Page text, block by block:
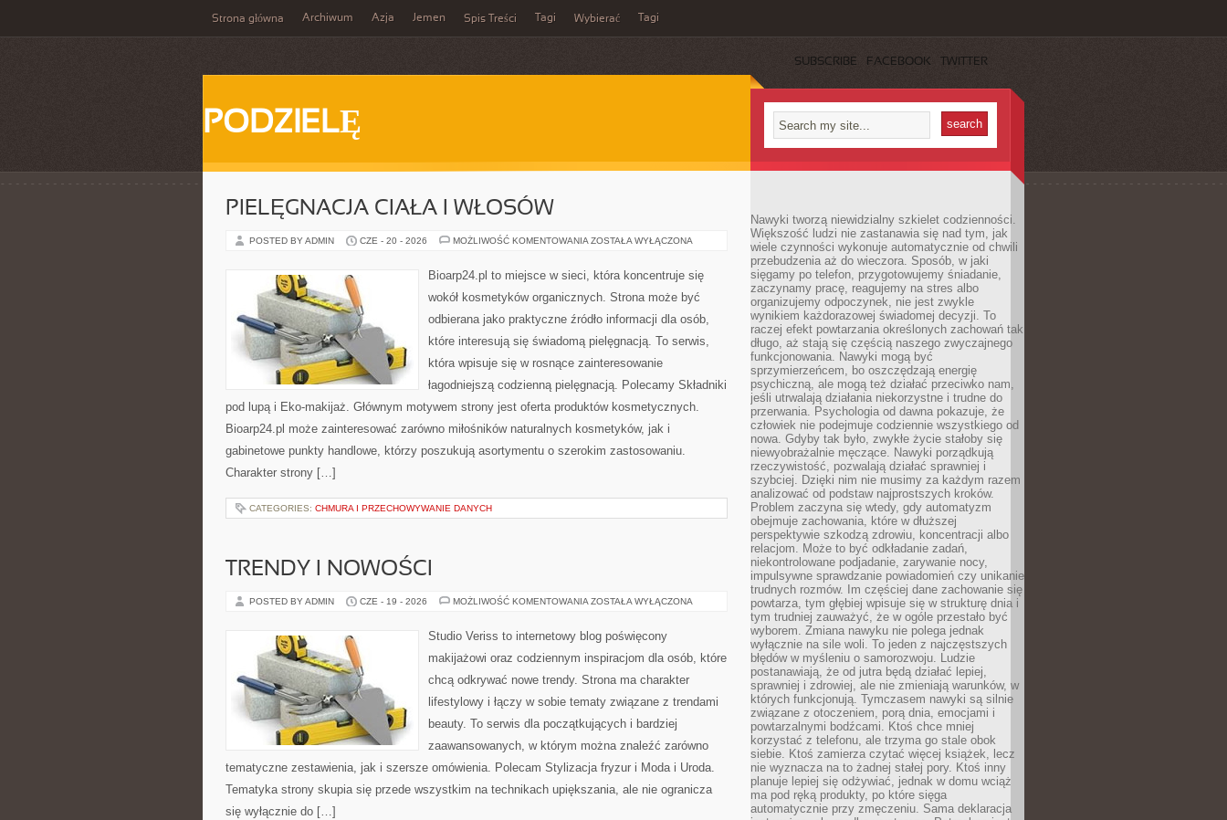
Strona główna Archiwum Azja Jemen Spis Treści Tagi Wybierać Tagi
SUBSCRIBE FACEBOOK TWITTER
PODZIELĘ
PIELĘGNACJA CIAŁA I WŁOSÓW
POSTED BY ADMIN CZE - 20 - 2026 MOŻLIWOŚĆ KOMENTOWANIA PIELĘGNACJA
WŁOSÓW
ZOSTAŁA WYŁĄCZONA
Bioarp24.pl to miejsce w sieci, która koncentruje się
wokół kosmetyków organicznych. Strona może być
odbierana jako praktyczne źródło informacji dla osób,
które interesują się świadomą pielęgnacją. To serwis,
która wpisuje się w rosnące zainteresowanie
łagodniejszą codzienną pielęgnacją. Polecamy Składniki
pod lupą i Eko-makijaż. Głównym motywem strony jest oferta produktów kosmetycznych.
Bioarp24.pl może zainteresować zarówno miłośników naturalnych kosmetyków, jak i
gabinetowe punkty handlowe, którzy poszukują asortymentu o szerokim zastosowaniu.
Charakter strony […]
CATEGORIES: CHMURA I PRZECHOWYWANIE DANYCH
TRENDY I NOWOŚCI
POSTED BY ADMIN CZE - 19 - 2026 MOŻLIWOŚĆ KOMENTOWANIA TRENDY
ZOSTAŁA WYŁĄCZONA
Studio Veriss to internetowy blog poświęcony
makijażowi oraz codziennym inspiracjom dla osób, które
chcą odkrywać nowe trendy. Strona ma charakter
lifestylowy i łączy w sobie tematy związane z trendami
beauty. To serwis dla początkujących i bardziej
zaawansowanych, w którym można znaleźć zarówno
tematyczne zestawienia, jak i szersze omówienia. Polecam Stylizacja fryzur i Moda i Uroda.
Tematyka strony skupia się przede wszystkim na technikach upiększania, ale nie ogranicza
się wyłącznie do […]
Nawyki tworzą niewidzialny szkielet codzienności.
Większość ludzi nie zastanawia się nad tym, jak
wiele czynności wykonuje automatycznie od chwili
przebudzenia aż do wieczora. Sposób, w jaki
sięgamy po telefon, przygotowujemy śniadanie,
zaczynamy pracę, reagujemy na stres albo
organizujemy odpoczynek, nie jest zwykle
wynikiem każdorazowej świadomej decyzji. To
raczej efekt powtarzania określonych zachowań tak
długo, aż stają się częścią naszego zwyczajnego
funkcjonowania. Nawyki mogą być
sprzymierzeńcem, bo oszczędzają energię
psychiczną, ale mogą też działać przeciwko nam,
jeśli utrwalają działania niekorzystne i trudne do
przerwania. Psychologia od dawna pokazuje, że
człowiek nie podejmuje codziennie wszystkiego od
nowa. Gdyby tak było, zwykłe życie stałoby się
niewyobrażalnie męczące. Nawyki porządkują
rzeczywistość, pozwalają działać sprawniej i
szybciej. Dzięki nim nie musimy za każdym razem
analizować od podstaw najprostszych kroków.
Problem zaczyna się wtedy, gdy automatyzm
obejmuje zachowania, które w dłuższej
perspektywie szkodzą zdrowiu, koncentracji albo
relacjom. Może to być odkładanie zadań,
niekontrolowane podjadanie, zarywanie nocy,
impulsywne sprawdzanie powiadomień czy unikanie
trudnych rozmów. Im częściej dane zachowanie się
powtarza, tym głębiej wpisuje się w strukturę dnia i
tym trudniej zauważyć, że w ogóle przestało być
wyborem. Zmiana nawyku nie polega jednak
wyłącznie na sile woli. To jeden z najczęstszych
błędów w myśleniu o samorozwoju. Ludzie
postanawiają, że od jutra będą działać lepiej,
sprawniej i zdrowiej, ale nie zmieniają warunków, w
których funkcjonują. Tymczasem nawyki są silnie
związane z otoczeniem, porą dnia, emocjami i
powtarzalnymi bodźcami. Ktoś chce mniej
korzystać z telefonu, ale trzyma go stale obok
siebie. Ktoś zamierza czytać więcej książek, lecz
nie wyznacza na to żadnej stałej pory. Ktoś inny
planuje lepiej się odżywiać, jednak w domu wciąż
ma pod ręką produkty, po które sięga
automatycznie przy zmęczeniu. Sama deklaracja